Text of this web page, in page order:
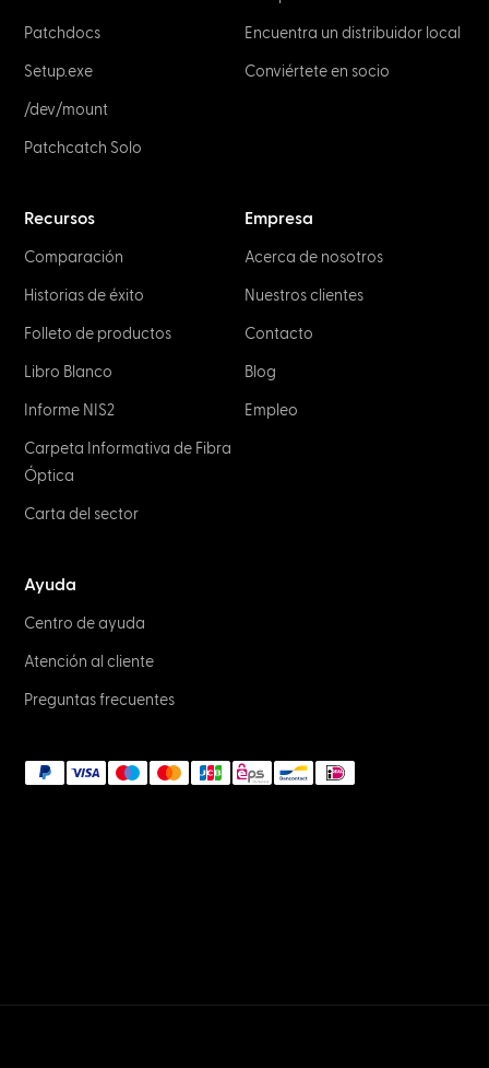
Patchdocs
Setup.exe
/dev/mount
Patchcatch Solo
Encuentra un distribuidor local
Conviértete en socio
Recursos
Comparación
Historias de éxito
Folleto de productos
Libro Blanco
Informe NIS2
Carpeta Informativa de Fibra
Óptica
Carta del sector
Empresa
Acerca de nosotros
Nuestros clientes
Contacto
Blog
Empleo
Ayuda
Centro de ayuda
Atención al cliente
Preguntas frecuentes